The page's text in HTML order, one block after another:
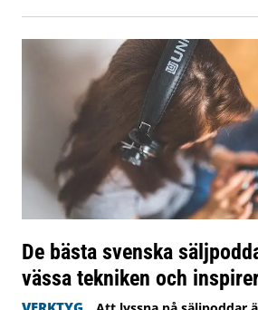
De bästa svenska
vässa tekniken och